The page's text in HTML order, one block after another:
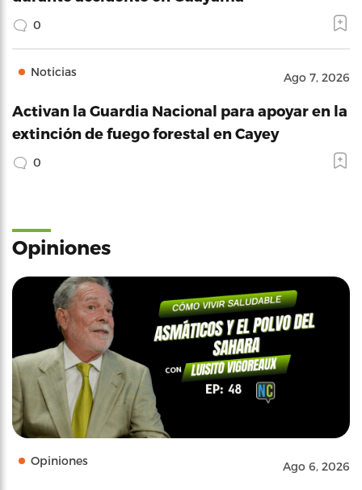
0
Noticias Ago 7, 2026
Activan la Guardia Nacional para apoyar en la
extinción de fuego forestal en Cayey
0
Opiniones
Opiniones Ago 6, 2026